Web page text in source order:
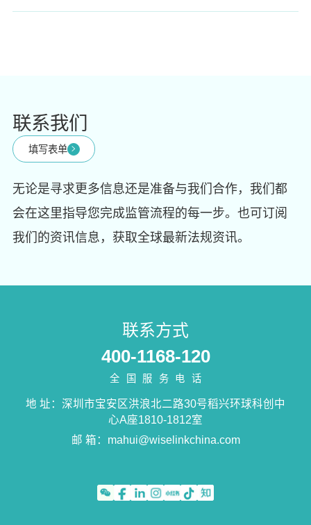
该注明什么？
联系我们
填写表单
无论是寻求更多信息还是准备与我们合作，我们都
会在这里指导您完成监管流程的每一步。也可订阅
我们的资讯信息，获取全球最新法规资讯。
联系方式
400-1168-120
全国服务电话
地 址：深圳市宝安区洪浪北二路30号稻兴环球科创中
心A座1810-1812室
邮 箱： mahui@wiselinkchina.com